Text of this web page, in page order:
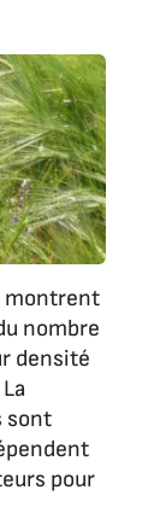
montrent
nombre
densité
sont
pour